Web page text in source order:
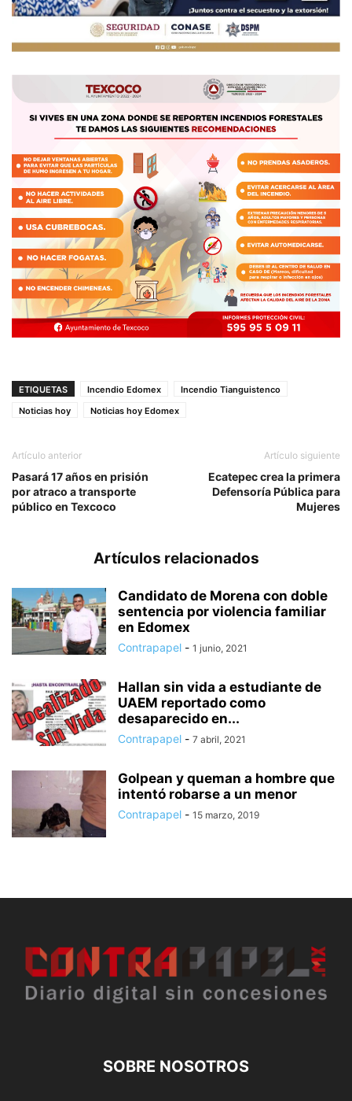
ETIQUETAS Incendio Edomex
Incendio Tianguistenco
Noticias hoy
Noticias hoy Edomex
Artículo anterior
Pasará 17 años en prisión
por atraco a transporte
público en Texcoco
Artículo siguiente
Ecatepec crea la primera
Defensoría Pública para
Mujeres
Artículos relacionados
Candidato de Morena con doble
sentencia por violencia familiar
en Edomex
Contrapapel - 1 junio, 2021
Hallan sin vida a estudiante de
UAEM reportado como
desaparecido en...
Contrapapel - 7 abril, 2021
Golpean y queman a hombre que
intentó robarse a un menor
Contrapapel - 15 marzo, 2019
SOBRE NOSOTROS